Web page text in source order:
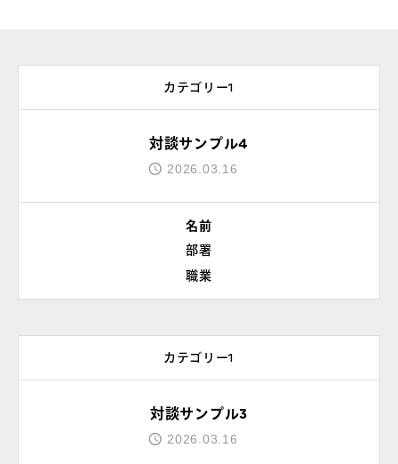
お問い合わせ
カテゴリー1
対談サンプル4
2026.03.16
名前
部署
職業
カテゴリー1
対談サンプル3
2026.03.16